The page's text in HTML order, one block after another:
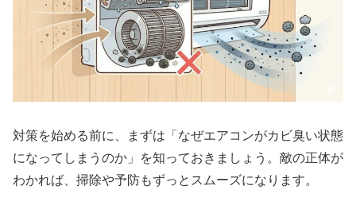
対策を始める前に、まずは「なぜエアコンがカビ臭い状態
になってしまうのか」を知っておきましょう。敵の正体が
わかれば、掃除や予防もずっとスムーズになります。